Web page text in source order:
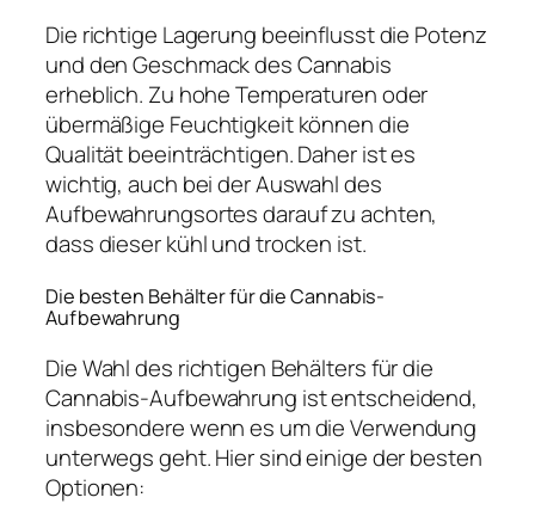
Die richtige Lagerung beeinflusst die Potenz
und den Geschmack des Cannabis
erheblich. Zu hohe Temperaturen oder
übermäßige Feuchtigkeit können die
Qualität beeinträchtigen. Daher ist es
wichtig, auch bei der Auswahl des
Aufbewahrungsortes darauf zu achten,
dass dieser kühl und trocken ist.
Die besten Behälter für die Cannabis-
Aufbewahrung
Die Wahl des richtigen Behälters für die
Cannabis-Aufbewahrung ist entscheidend,
insbesondere wenn es um die Verwendung
unterwegs geht. Hier sind einige der besten
Optionen: